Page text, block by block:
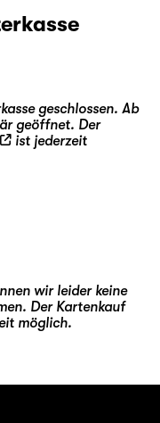
geschlossen. Ab
geöffnet. Der
ist jederzeit
wir leider keine
Der Kartenkauf
möglich.